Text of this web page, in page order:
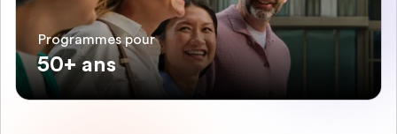
Programmes pour
50+ ans